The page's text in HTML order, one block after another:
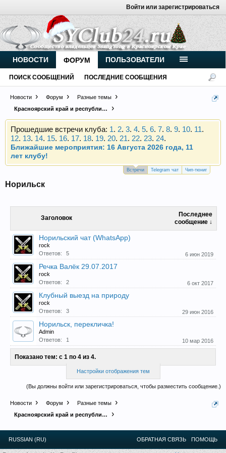
Войти или зарегистрироваться
Новости Форум
Разные темы
Красноярский край и республика Хакасия
Внимание, новые участники нашего клуба!
Основное общение происходит вTelegram-чате.
Присоединяйтесь.
Чип-тюнинг (прошивка) дизелей от
Vahmurka
Прошедшие встречи клуба: 1. 2. 3. 4. 5. 6. 7. 8. 9. 10. 11.
12. 13. 14. 15. 16. 17. 18. 19. 20. 21. 22. 23. 24.
Ближайшие мероприятия: 16 Августа 2026 года, 11
лет клубу!
Внимание, новые участники нашего клуба!
Присоединяйтесь.
Чип-тюнинг (прошивка) дизелей от
Прошедшие встречи клуба: 10
.
12.13.14.15.16.17.18.19.20.21.22.23.24.
Ближайшие мероприятия: 16 Августа 2026 года, 11
лет клубу!
Встречи Telegram чат Чип-тюниг
Норильск
Заголовок
Последнее
сообщение ↓
Норильский чат (WhatsApp)
rock
Ответов:
5 6 июн 2019
Речка Валёк 29.07.2017
rock
Ответов:
2 6 окт 2017
Клубный выезд на природу
rock
Ответов:
3 29 июн 2016
Норильск, перекличка!
Admin
Ответов:
1 10 мар 2016
Показано тем: с 1 по 4 из 4.
Настройки отображения тем
(Вы должны войти или зарегистрироваться, чтобы разместить сообщение.)
Новости Форум
Разные темы
Красноярский край и республика Хакасия
НОВОСТИ ФОРУМ
ПОИСК СООБЩЕНИЙ ПОСЛЕДНИЕ СООБЩЕНИЯ
ПОЛЬЗОВАТЕЛИ
RUSSIAN (RU) ОБРАТНАЯ СВЯЗЬ ПОМОЩЬ